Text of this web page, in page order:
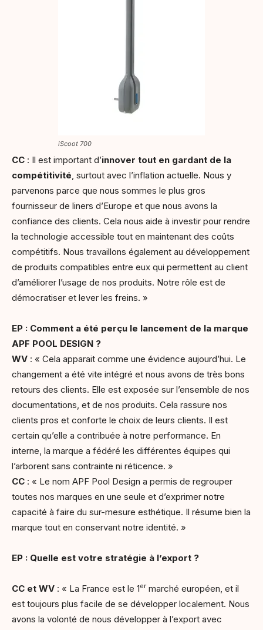
iScoot 700
CC : Il est important d’innover tout en gardant de la
compétitivité, surtout avec l’inflation actuelle. Nous y
parvenons parce que nous sommes le plus gros
fournisseur de liners d’Europe et que nous avons la
confiance des clients. Cela nous aide à investir pour rendre
la technologie accessible tout en maintenant des coûts
compétitifs. Nous travaillons également au développement
de produits compatibles entre eux qui permettent au client
d’améliorer l’usage de nos produits. Notre rôle est de
démocratiser et lever les freins. »
EP : Comment a été perçu le lancement de la marque
APF POOL DESIGN ?
WV : « Cela apparait comme une évidence aujourd’hui. Le
changement a été vite intégré et nous avons de très bons
retours des clients. Elle est exposée sur l’ensemble de nos
documentations, et de nos produits. Cela rassure nos
clients pros et conforte le choix de leurs clients. Il est
certain qu’elle a contribuée à notre performance. En
interne, la marque a fédéré les différentes équipes qui
l’arborent sans contrainte ni réticence. »
CC : « Le nom APF Pool Design a permis de regrouper
toutes nos marques en une seule et d’exprimer notre
capacité à faire du sur-mesure esthétique. Il résume bien la
marque tout en conservant notre identité. »
EP : Quelle est votre stratégie à l’export ?
CC et WV : « La France est le 1ermarché européen, et il
est toujours plus facile de se développer localement. Nous
avons la volonté de nous développer à l’export avec